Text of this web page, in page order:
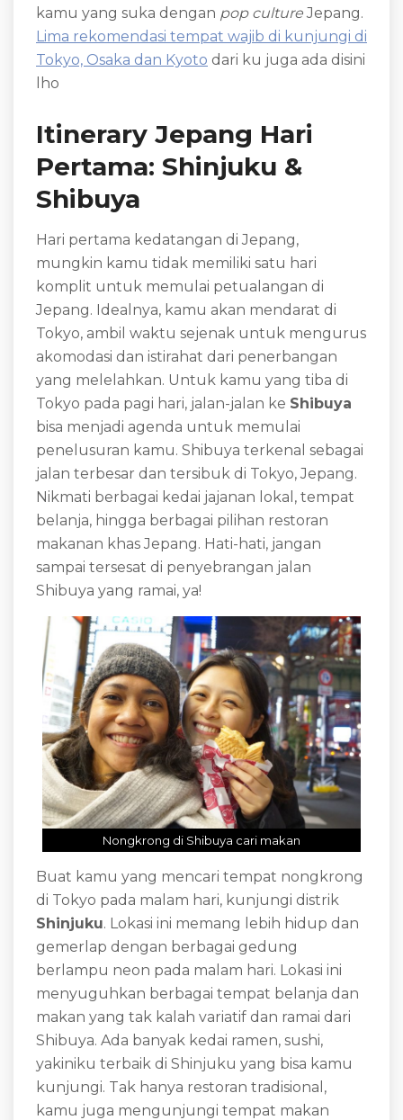
kamu yang suka dengan pop cultureJepang.
Lima rekomendasi tempat wajib di kunjungi di
Tokyo, Osaka dan Kyoto dari ku juga ada disini
lho
Itinerary Jepang Hari
Pertama: Shinjuku &
Shibuya
Hari pertama kedatangan di Jepang,
mungkin kamu tidak memiliki satu hari
komplit untuk memulai petualangan di
Jepang. Idealnya, kamu akan mendarat di
Tokyo, ambil waktu sejenak untuk mengurus
akomodasi dan istirahat dari penerbangan
yang melelahkan. Untuk kamu yang tiba di
Tokyo pada pagi hari, jalan-jalan ke Shibuya
bisa menjadi agenda untuk memulai
penelusuran kamu. Shibuya terkenal sebagai
jalan terbesar dan tersibuk di Tokyo, Jepang.
Nikmati berbagai kedai jajanan lokal, tempat
belanja, hingga berbagai pilihan restoran
makanan khas Jepang. Hati-hati, jangan
sampai tersesat di penyebrangan jalan
Shibuya yang ramai, ya!
Nongkrong di Shibuya cari makan
Buat kamu yang mencari tempat nongkrong
di Tokyo pada malam hari, kunjungi distrik
Shinjuku. Lokasi ini memang lebih hidup dan
gemerlap dengan berbagai gedung
berlampu neon pada malam hari. Lokasi ini
menyuguhkan berbagai tempat belanja dan
makan yang tak kalah variatif dan ramai dari
Shibuya. Ada banyak kedai ramen, sushi,
yakiniku terbaik di Shinjuku yang bisa kamu
kunjungi. Tak hanya restoran tradisional,
kamu juga mengunjungi tempat makan